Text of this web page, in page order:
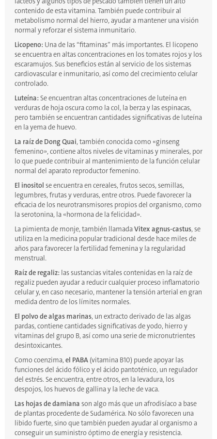
contenido de esta vitamina. También puede contribuir al
metabolismo normal del hierro, ayudar a mantener una visión
normal y reforzar el sistema inmunitario.
Licopeno: Una de las “fitaminas” más importantes. El licopeno
se encuentra en altas concentraciones en los tomates rojos y los
escaramujos. Sus beneficios están al servicio de los sistemas
cardiovascular e inmunitario, así como del crecimiento celular
controlado.
Luteína: Se encuentran altas concentraciones de luteína en
verduras de hoja oscura como la col, la berza y las espinacas,
pero también se encuentran cantidades significativas de luteína
en la yema de huevo.
La raíz de Dong Quai, también conocida como «ginseng
femenino», contiene altos niveles de vitaminas y minerales, por
lo que puede contribuir al mantenimiento de la función celular
normal del aparato reproductor femenino.
El inositol se encuentra en cereales, frutos secos, semillas,
legumbres, frutas y verduras, entre otros. Puede favorecer la
eficacia de los neurotransmisores propios del organismo, como
la serotonina, la «hormona de la felicidad».
La pimienta de monje, también llamadaVitex agnus-castus, se
utiliza en la medicina popular tradicional desde hace miles de
años para favorecer la fertilidad femenina y la regularidad
menstrual.
Raíz de regaliz: las sustancias vitales contenidas en la raíz de
regaliz pueden ayudar a reducir cualquier proceso inflamatorio
celular y, en caso necesario, mantener la tensión arterial en gran
medida dentro de los límites normales.
El polvo de algas marinas, un extracto derivado de las algas
pardas, contiene cantidades significativas de yodo, hierro y
vitaminas del grupo B, así como una serie de micronutrientes
desintoxicantes.
Como coenzima,el PABA (vitamina B10) puede apoyar las
funciones del ácido fólico y el ácido pantoténico, un regulador
del estrés. Se encuentra, entre otros, en la levadura, los
despojos, los huevos de gallina y la leche de vaca.
Las hojas de damiana son algo más que un afrodisíaco a base
de plantas procedente de Sudamérica. No sólo favorecen una
libido fuerte, sino que también pueden ayudar al organismo a
conseguir un suministro óptimo de energía y resistencia.